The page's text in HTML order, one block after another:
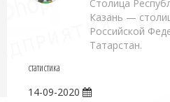
Столица
Казань —
Российской
Татарстан.
статистика
14-09-2020